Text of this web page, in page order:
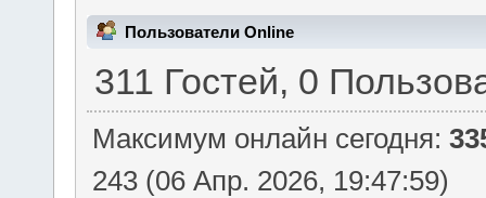
Пользователи Online
311 Гостей, 0
Максимум онлайн сегодня:
243 (06 Апр. 2026, 19:47:59)